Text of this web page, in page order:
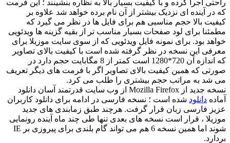
راحتی اجرا کرده و با کیفیت بسیار بالا به نظاره بنشینند ؛ این فرمت
که در آینده ای نزدیک بیشتر از آن نام برده خواهد شد علاوه بر
کیفیت بالا حجم مناسبی هم برای فایل ها در نظر می گیرد که
مطمئنا برای لود صفحات بسیار مناسب تر از بقیه گزینه ها ویدئویی
خواهد بود. برای نمونه فایل ویدئویی که از سوی سایت موزیلا برای
معرفی این نسخه در نظر گرفته شده است با کیفیت بالای تصاویر
که اندازه آن 720*1280 است کمتر از 8 مگابایت حجم دارد در
صورتی که همین کیفیت بالای تصاویر اگر با فرمت های دیگر تعریف
می شد به مراتب حجم بیشتری را طلب می کرد.
نسخه جدید از Mozilla Firefox از وب سايت قدرتمند آسان دانلود
آماده دانلود شده است ؛ نسخه فارسی در ادامه برای دانلود کاربران
عزیز فارسی زبان قرار گرفت. هرچند طبق زمابندی های جدید
موزیلا ، قرار است نسخه های بعدی تنها طی چند ماه آینده رونمایی
شوند اما همین نسخه 6 هم می تواند گام بلندی برای پیروزی بر IE
بردارد.